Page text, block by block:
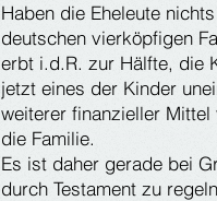
Haben die Eheleute
deutschen vierköpfigen
erbt i.d.R. zur Hälfte, die
jetzt eines der Kinder
weiterer finanzieller
die Familie.
Es ist daher gerade bei
durch Testament zu